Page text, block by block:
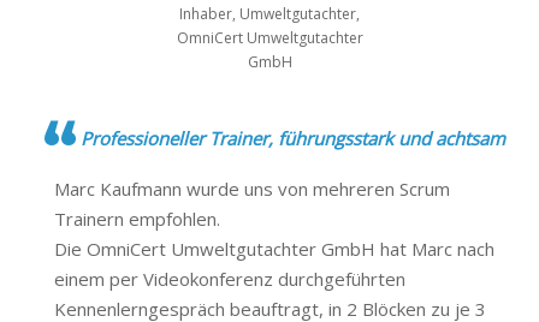
Inhaber, Umweltgutachter,
OmniCert Umweltgutachter
GmbH
Professioneller Trainer, führungsstark und achtsam
Marc Kaufmann wurde uns von mehreren Scrum
Trainern empfohlen.
Die OmniCert Umweltgutachter GmbH hat Marc nach
einem per Videokonferenz durchgeführten
Kennenlerngespräch beauftragt, in 2 Blöcken zu je 3